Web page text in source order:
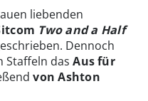
liebenden
Two and a Half
Dennoch
Staffeln das Ausfür
von Ashton